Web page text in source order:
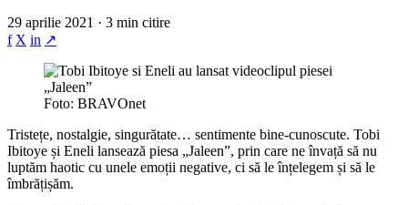
29 aprilie 2021 · 3 min citire
f X in ↗
Foto: BRAVOnet
Tristețe, nostalgie, singurătate… sentimente bine-cunoscute. Tobi
Ibitoye și Eneli lansează piesa „Jaleen”, prin care ne învață să nu
luptăm haotic cu unele emoții negative, ci să le înțelegem și să le
îmbrățișăm.